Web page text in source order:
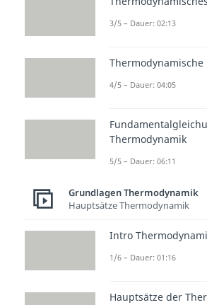
3/5 – Dauer: 02:13
Thermodynamische
4/5 – Dauer: 04:05
Thermodynamik
5/5 – Dauer: 06:11
Grundlagen Thermodynamik
Hauptsätze Thermodynamik
Intro
1/6 – Dauer: 01:16
Hauptsätze der